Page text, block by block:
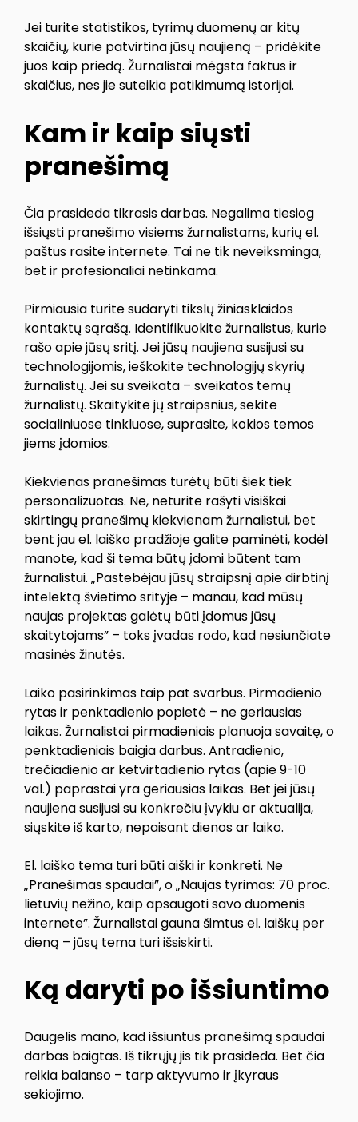
Jei turite statistikos, tyrimų duomenų ar kitų
skaičių, kurie patvirtina jūsų naujieną – pridėkite
juos kaip priedą. Žurnalistai mėgsta faktus ir
skaičius, nes jie suteikia patikimumą istorijai.
Kam ir kaip siųsti
pranešimą
Čia prasideda tikrasis darbas. Negalima tiesiog
išsiųsti pranešimo visiems žurnalistams, kurių el.
paštus rasite internete. Tai ne tik neveiksminga,
bet ir profesionaliai netinkama.
Pirmiausia turite sudaryti tikslų žiniasklaidos
kontaktų sąrašą. Identifikuokite žurnalistus, kurie
rašo apie jūsų sritį. Jei jūsų naujiena susijusi su
technologijomis, ieškokite technologijų skyrių
žurnalistų. Jei su sveikata – sveikatos temų
žurnalistų. Skaitykite jų straipsnius, sekite
socialiniuose tinkluose, suprasite, kokios temos
jiems įdomios.
Kiekvienas pranešimas turėtų būti šiek tiek
personalizuotas. Ne, neturite rašyti visiškai
skirtingų pranešimų kiekvienam žurnalistui, bet
bent jau el. laiško pradžioje galite paminėti, kodėl
manote, kad ši tema būtų įdomi būtent tam
žurnalistui. „Pastebėjau jūsų straipsnį apie dirbtinį
intelektą švietimo srityje – manau, kad mūsų
naujas projektas galėtų būti įdomus jūsų
skaitytojams” – toks įvadas rodo, kad nesiunčiate
masinės žinutės.
Laiko pasirinkimas taip pat svarbus. Pirmadienio
rytas ir penktadienio popietė – ne geriausias
laikas. Žurnalistai pirmadieniais planuoja savaitę, o
penktadieniais baigia darbus. Antradienio,
trečiadienio ar ketvirtadienio rytas (apie 9-10
val.) paprastai yra geriausias laikas. Bet jei jūsų
naujiena susijusi su konkrečiu įvykiu ar aktualija,
siųskite iš karto, nepaisant dienos ar laiko.
El. laiško tema turi būti aiški ir konkreti. Ne
„Pranešimas spaudai”, o „Naujas tyrimas: 70 proc.
lietuvių nežino, kaip apsaugoti savo duomenis
internete”. Žurnalistai gauna šimtus el. laiškų per
dieną – jūsų tema turi išsiskirti.
Ką daryti po išsiuntimo
Daugelis mano, kad išsiuntus pranešimą spaudai
darbas baigtas. Iš tikrųjų jis tik prasideda. Bet čia
reikia balanso – tarp aktyvumo ir įkyraus
sekiojimo.